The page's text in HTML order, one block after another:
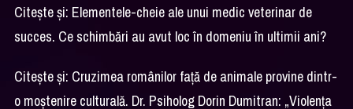
Citește și: Elementele-cheie ale unui medic veterinar de
succes. Ce schimbări au avut loc în domeniu în ultimii ani?
Citește și: Cruzimea românilor față de animale provine dintr-
o moștenire culturală. Dr. Psiholog Dorin Dumitran: „Violența